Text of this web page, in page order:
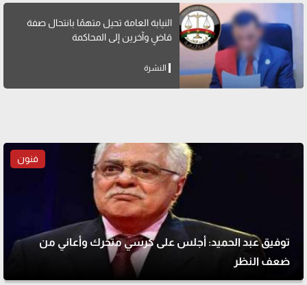
النيابة العامة تحيل متهمًا بانتحال صفة
قاضٍ وآخرين إلى المحاكمة
النشرة
فنون
توفيق عبد الحميد: أجلس على كرسي متحرك وأعاني من
ضعف النظر